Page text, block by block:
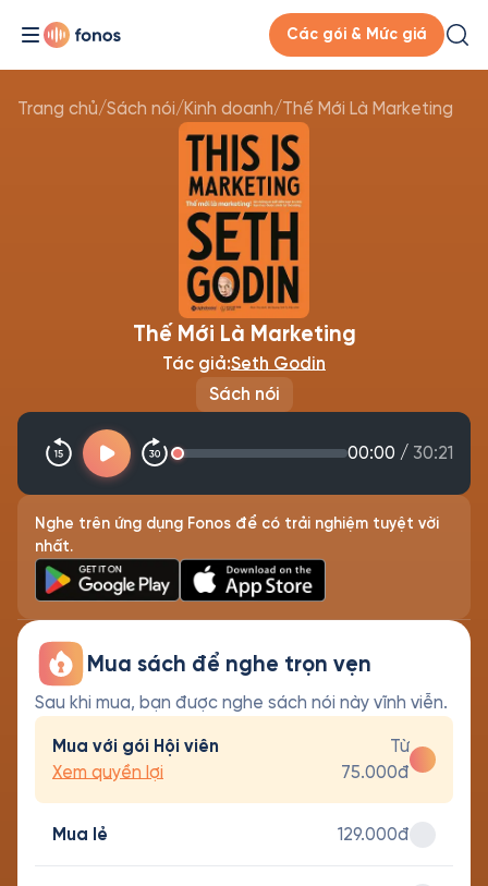
Các gói & Mức giá
Trang chủ/Sách nói/Kinh doanh/Thế Mới Là Marketing
Sách nói
Thế Mới Là Marketing
Tác giả:Seth Godin
00:00 / 30:21
Nghe trên ứng dụng Fonos để có trải nghiệm tuyệt vời
nhất.
Mua sách để nghe trọn vẹn
Sau khi mua, bạn được nghe sách nói này vĩnh viễn.
Mua với gói Hội viên
Xem quyền lợi
Từ
75.000đ
Mua lẻ 129.000đ